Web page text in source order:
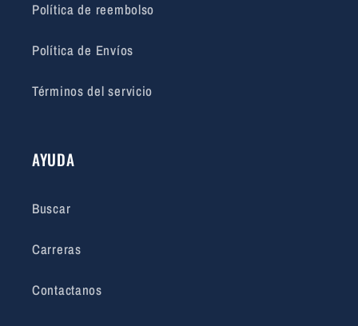
Política de reembolso
Política de Envíos
Términos del servicio
AYUDA
Buscar
Carreras
Contactanos